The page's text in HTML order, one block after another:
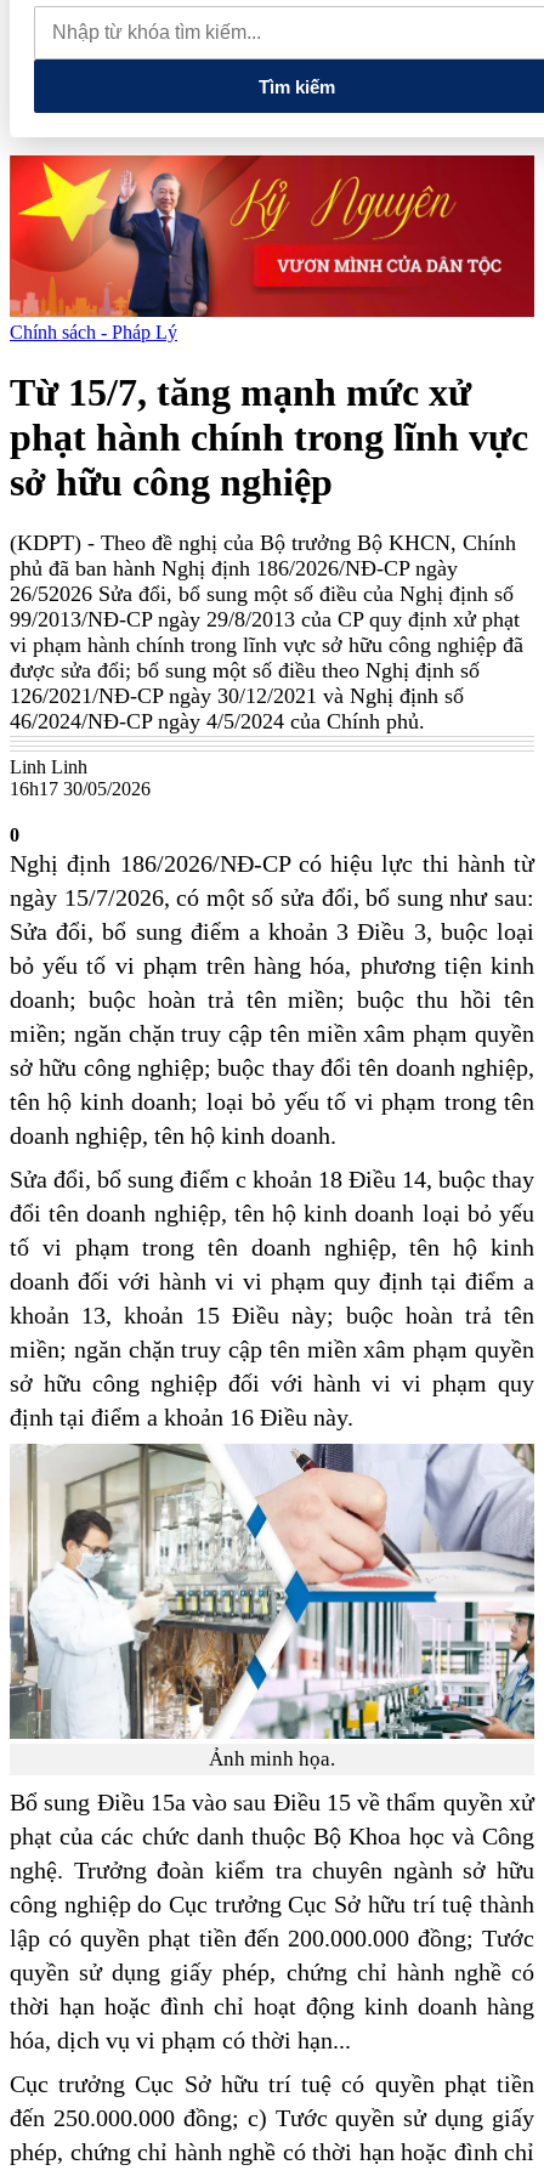
trong 2 năm
Phú Thọ phát triển 14 đô thị trọng điểm, mở cánh
cửa cho kỷ nguyên tăng trưởng mới
Tìm kiếm
Chính sách - Pháp Lý
Từ 15/7, tăng mạnh mức xử
phạt hành chính trong lĩnh vực
sở hữu công nghiệp
(KDPT) - Theo đề nghị của Bộ trưởng Bộ KHCN, Chính
phủ đã ban hành Nghị định 186/2026/NĐ-CP ngày
26/52026 Sửa đổi, bổ sung một số điều của Nghị định số
99/2013/NĐ-CP ngày 29/8/2013 của CP quy định xử phạt
vi phạm hành chính trong lĩnh vực sở hữu công nghiệp đã
được sửa đổi; bổ sung một số điều theo Nghị định số
126/2021/NĐ-CP ngày 30/12/2021 và Nghị định số
46/2024/NĐ-CP ngày 4/5/2024 của Chính phủ.
Linh Linh
16h17 30/05/2026
0
Nghị định 186/2026/NĐ-CP có hiệu lực thi hành từ
ngày 15/7/2026, có một số sửa đổi, bổ sung như sau:
Sửa đổi, bổ sung điểm a khoản 3 Điều 3, buộc loại
bỏ yếu tố vi phạm trên hàng hóa, phương tiện kinh
doanh; buộc hoàn trả tên miền; buộc thu hồi tên
miền; ngăn chặn truy cập tên miền xâm phạm quyền
sở hữu công nghiệp; buộc thay đổi tên doanh nghiệp,
tên hộ kinh doanh; loại bỏ yếu tố vi phạm trong tên
doanh nghiệp, tên hộ kinh doanh.
Sửa đổi, bổ sung điểm c khoản 18 Điều 14, buộc thay
đổi tên doanh nghiệp, tên hộ kinh doanh loại bỏ yếu
tố vi phạm trong tên doanh nghiệp, tên hộ kinh
doanh đối với hành vi vi phạm quy định tại điểm a
khoản 13, khoản 15 Điều này; buộc hoàn trả tên
miền; ngăn chặn truy cập tên miền xâm phạm quyền
sở hữu công nghiệp đối với hành vi vi phạm quy
định tại điểm a khoản 16 Điều này.
Ảnh minh họa.
Bổ sung Điều 15a vào sau Điều 15 về thẩm quyền xử
phạt của các chức danh thuộc Bộ Khoa học và Công
nghệ. Trưởng đoàn kiểm tra chuyên ngành sở hữu
công nghiệp do Cục trưởng Cục Sở hữu trí tuệ thành
lập có quyền phạt tiền đến 200.000.000 đồng; Tước
quyền sử dụng giấy phép, chứng chỉ hành nghề có
thời hạn hoặc đình chỉ hoạt động kinh doanh hàng
hóa, dịch vụ vi phạm có thời hạn...
Cục trưởng Cục Sở hữu trí tuệ có quyền phạt tiền
đến 250.000.000 đồng; c) Tước quyền sử dụng giấy
phép, chứng chỉ hành nghề có thời hạn hoặc đình chỉ